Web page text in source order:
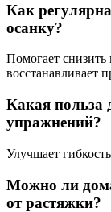
Как
осанку?
Помогает снизить
восстанавливает
Какая польза
упражнений?
Улучшает
Можно ли
от растяжки?